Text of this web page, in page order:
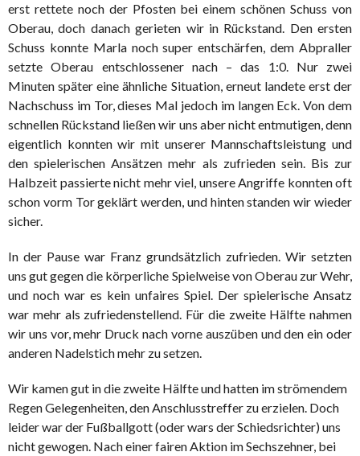
erst rettete noch der Pfosten bei einem schönen Schuss von
Oberau, doch danach gerieten wir in Rückstand. Den ersten
Schuss konnte Marla noch super entschärfen, dem Abpraller
setzte Oberau entschlossener nach – das 1:0. Nur zwei
Minuten später eine ähnliche Situation, erneut landete erst der
Nachschuss im Tor, dieses Mal jedoch im langen Eck. Von dem
schnellen Rückstand ließen wir uns aber nicht entmutigen, denn
eigentlich konnten wir mit unserer Mannschaftsleistung und
den spielerischen Ansätzen mehr als zufrieden sein. Bis zur
Halbzeit passierte nicht mehr viel, unsere Angriffe konnten oft
schon vorm Tor geklärt werden, und hinten standen wir wieder
sicher.
In der Pause war Franz grundsätzlich zufrieden. Wir setzten
uns gut gegen die körperliche Spielweise von Oberau zur Wehr,
und noch war es kein unfaires Spiel. Der spielerische Ansatz
war mehr als zufriedenstellend. Für die zweite Hälfte nahmen
wir uns vor, mehr Druck nach vorne auszüben und den ein oder
anderen Nadelstich mehr zu setzen.
Wir kamen gut in die zweite Hälfte und hatten im strömendem
Regen Gelegenheiten, den Anschlusstreffer zu erzielen. Doch
leider war der Fußballgott (oder wars der Schiedsrichter) uns
nicht gewogen. Nach einer fairen Aktion im Sechszehner, bei